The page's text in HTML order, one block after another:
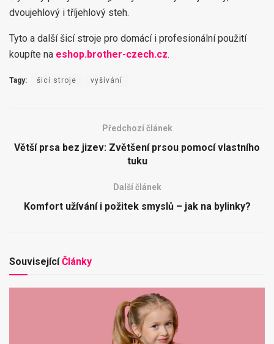
dvoujehlový i tříjehlový steh.
Tyto a další šicí stroje pro domácí i profesionální použití
koupíte na eshop.brother-czech.cz.
Tagy: šicí stroje vyšívání
Předchozí článek
Větší prsa bez jizev: Zvětšení prsou pomocí vlastního
tuku
Další článek
Komfort užívání i požitek smyslů – jak na bylinky?
SouvisejícíČlánky